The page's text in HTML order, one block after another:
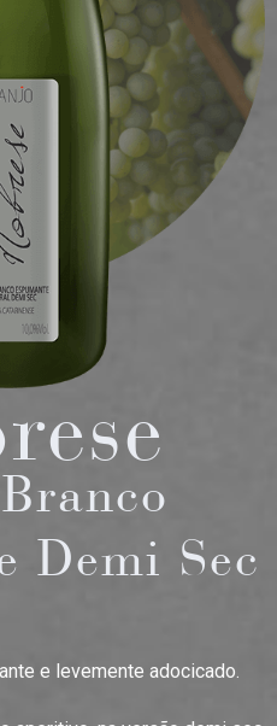
Demi Sec
e levemente adocicado.